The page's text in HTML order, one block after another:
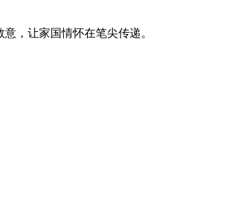
，让家国情怀在笔尖传递。